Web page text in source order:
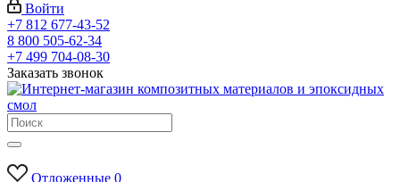
Войти
+7 812 677-43-52
8 800 505-62-34
+7 499 704-08-30
Заказать звонок
Отложенные 0